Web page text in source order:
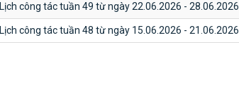
Lịch công tác tuần 49 từ ngày 22.06.2026 - 28.06.2026
Lịch công tác tuần 48 từ ngày 15.06.2026 - 21.06.2026